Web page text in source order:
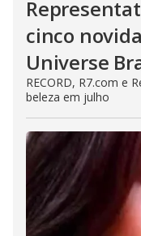
cinco
Universe
RECORD, R7.com e
beleza em julho